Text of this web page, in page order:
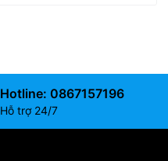
Hotline: 0867157196
Hỗ trợ 24/7